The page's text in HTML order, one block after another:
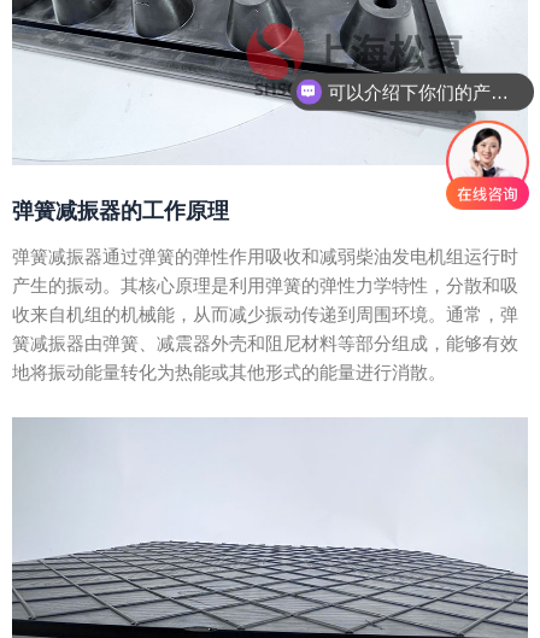
弹簧减振器的工作原理
弹簧减振器通过弹簧的弹性作用吸收和减弱柴油发电机组运行时
产生的振动。其核心原理是利用弹簧的弹性力学特性，分散和吸
收来自机组的机械能，从而减少振动传递到周围环境。通常，弹
簧减振器由弹簧、减震器外壳和阻尼材料等部分组成，能够有效
地将振动能量转化为热能或其他形式的能量进行消散。
可以介绍下你们的产品么？